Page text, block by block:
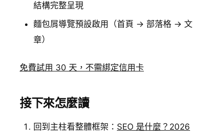
結構完整呈現
麵包屑導覽預設啟用（首頁 → 部落格 → 文
章）
免費試用 30 天，不需綁定信用卡
接下來怎麼讀
回到主柱看整體框架： SEO 是什麼？2026